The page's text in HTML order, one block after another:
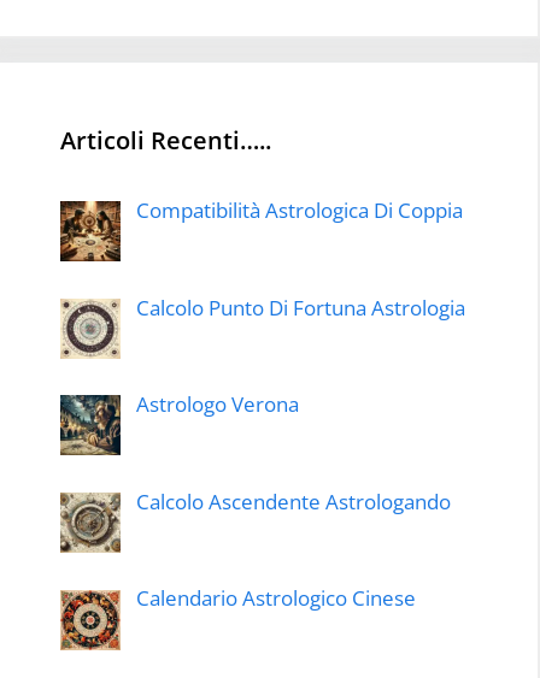
Articoli Recenti…..
Compatibilità Astrologica Di Coppia
Calcolo Punto Di Fortuna Astrologia
Astrologo Verona
Calcolo Ascendente Astrologando
Calendario Astrologico Cinese